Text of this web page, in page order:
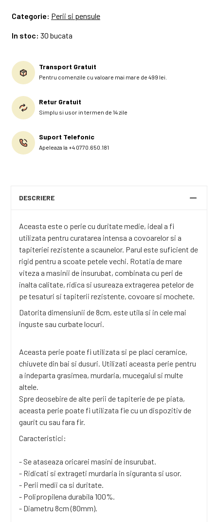
Categorie: Perii si pensule
In stoc: 30 bucata
Transport Gratuit
Pentru comenzile cu valoare mai mare de 499 lei.
Retur Gratuit
Simplu si usor in termen de 14 zile
Suport Telefonic
Apeleaza la +4 0770.650.181
DESCRIERE
Aceasta este o perie cu duritate medie, ideal a fi
utilizata pentru curatarea intensa a covoarelor si a
tapiteriei rezistente a scaunelor. Parul este suficient de
rigid pentru a scoate petele vechi. Rotatia de mare
viteza a masinii de insurubat, combinata cu peri de
inalta calitate, ridica si usureaza extragerea petelor de
pe tesaturi si tapiterii rezistente, covoare si mochete.
Datorita dimensiunii de 8cm, este utila si in cele mai
inguste sau curbate locuri.
Aceasta perie poate fi utilizata si pe placi ceramice,
chiuvete din bai si dusuri. Utilizati aceasta perie pentru
a indeparta grasimea, murdaria, mucegaiul si multe
altele.
Spre deosebire de alte perii de tapiterie de pe piata,
aceasta perie poate fi utilizata fie cu un dispozitiv de
gaurit cu sau fara fir.
Caracteristici:
- Se ataseaza oricarei masini de insurubat.
- Ridicati si extrageti murdaria in siguranta si usor.
- Perii medii ca si duritate.
- Polipropilena durabila 100%.
- Diametru 8cm (80mm).